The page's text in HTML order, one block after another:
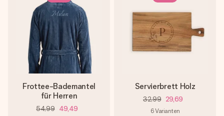
Frottee-Bademantel
für Herren
54,99 49,49
Servierbrett Holz
32,99 29,69
6Varianten